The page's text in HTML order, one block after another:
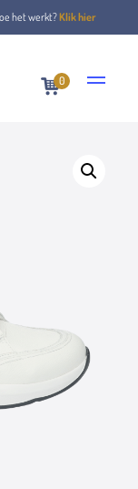
het werkt?Klik hier
0